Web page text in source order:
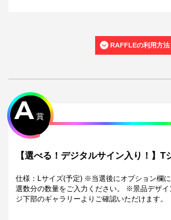
・くじご利用後のお客様都合での景品のキャン
到着に関する対応は原則いたしかねます。
他営利目的での転売行為は禁止しております。
・本サービスで獲得された動画･画像･ボイス等
は、出品者が著作権を有しております。無断で
渡、その他著作権を侵害する行為は禁止してお
・当選権利は当選者ご本人のみ有効となります
クション等への出品、その他営利目的での転売
・運営様の都合により、一部サイン入り景品が
可能性がございます。（該当者には別途メール
きます。）
・製造に伴い発生した製品イメージを大きく損
RAFFLEの利用方法
A 賞
【選べる！デジタルサイン入り！】T
仕様：Lサイズ(予定) ※当選後にオプション欄
選数分の数量をご入力ください。 ※景品デザイ
ジ下部のギャラリーよりご確認いただけます。